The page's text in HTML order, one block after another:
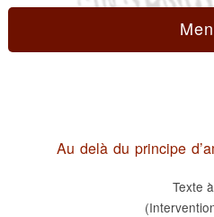
Au delà du principe
Texte